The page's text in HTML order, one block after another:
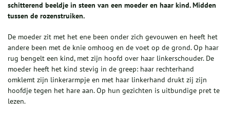
schitterend beeldje in steen van een moeder en haar kind. Midden
tussen de rozenstruiken.
De moeder zit met het ene been onder zich gevouwen en heeft het
andere been met de knie omhoog en de voet op de grond. Op haar
rug bengelt een kind, met zijn hoofd over haar linkerschouder. De
moeder heeft het kind stevig in de greep: haar rechterhand
omklemt zijn linkerarmpje en met haar linkerhand drukt zij zijn
hoofdje tegen het hare aan. Op hun gezichten is uitbundige pret te
lezen.